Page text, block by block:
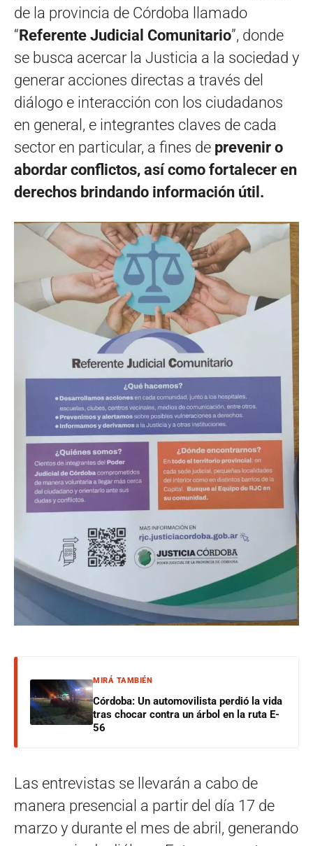
de la provincia de Córdoba llamado
“Referente Judicial Comunitario”, donde
se busca acercar la Justicia a la sociedad y
generar acciones directas a través del
diálogo e interacción con los ciudadanos
en general, e integrantes claves de cada
sector en particular, a fines de prevenir o
abordar conflictos, así como fortalecer en
derechos brindando información útil.
MIRÁ TAMBIÉN
Córdoba: Un automovilista perdió la vida
tras chocar contra un árbol en la ruta E-
56
Las entrevistas se llevarán a cabo de
manera presencial a partir del día 17 de
marzo y durante el mes de abril, generando